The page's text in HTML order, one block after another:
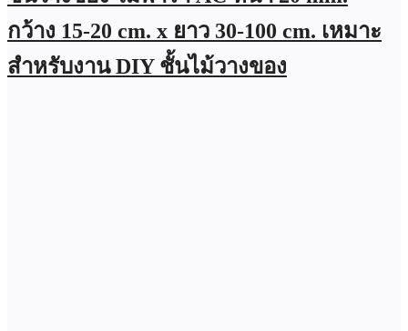
กว้าง 15-20 cm. x ยาว 30-100 cm. เหมาะ
สำหรับงาน DIY ชั้นไม้วางของ